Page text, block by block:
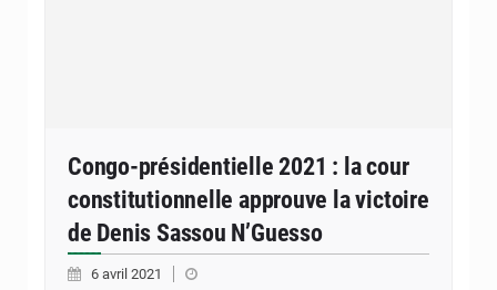
Congo-présidentielle 2021 : la cour
constitutionnelle approuve la victoire
de Denis Sassou N’Guesso
6 avril 2021